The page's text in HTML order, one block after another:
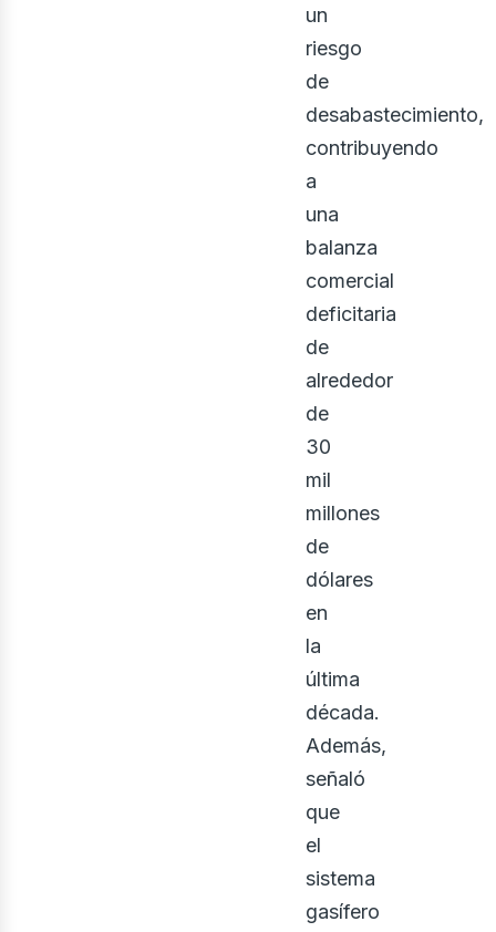
un
riesgo
de
desabastecimiento,
contribuyendo
a
una
balanza
comercial
deficitaria
de
alrededor
de
30
mil
millones
de
dólares
en
la
última
década.
Además,
señaló
que
el
sistema
gasífero